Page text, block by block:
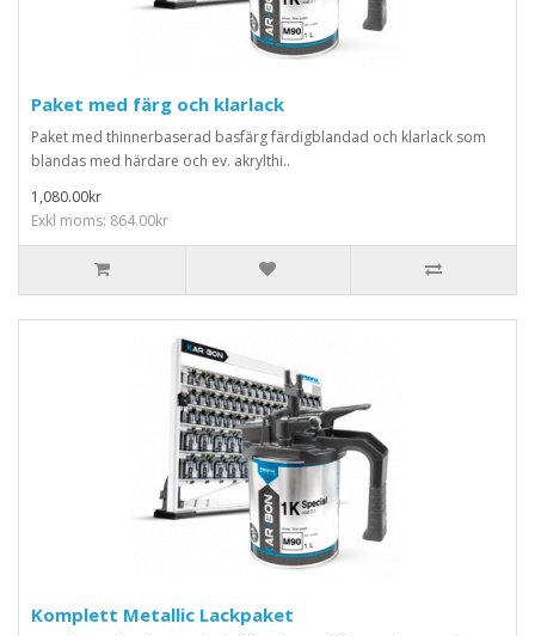
Paket med färg och klarlack
Paket med thinnerbaserad basfärg färdigblandad och klarlack som
blandas med härdare och ev. akrylthi..
1,080.00kr
Exkl moms: 864.00kr
Komplett Metallic Lackpaket